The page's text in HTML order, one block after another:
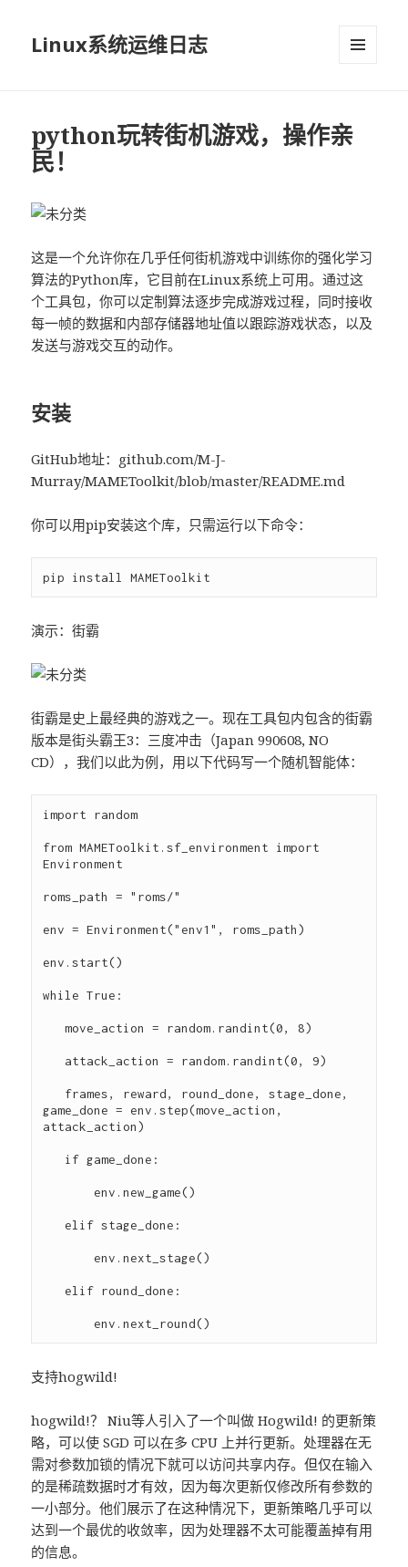
Linux系统运维日志
python玩转街机游戏，操作亲
民！
这是一个允许你在几乎任何街机游戏中训练你的强化学习
算法的Python库，它目前在Linux系统上可用。通过这
个工具包，你可以定制算法逐步完成游戏过程，同时接收
每一帧的数据和内部存储器地址值以跟踪游戏状态，以及
发送与游戏交互的动作。
安装
GitHub地址：github.com/M-J-
Murray/MAMEToolkit/blob/master/README.md
你可以用pip安装这个库，只需运行以下命令：
演示：街霸
街霸是史上最经典的游戏之一。现在工具包内包含的街霸
版本是街头霸王3：三度冲击（Japan 990608, NO
CD），我们以此为例，用以下代码写一个随机智能体：
import random
from MAMEToolkit.sf_environment import
Environment
roms_path = "roms/"
env = Environment("env1", roms_path)
env.start()
while True:
   move_action = random.randint(0, 8)
game_done = env.step(move_action,
attack_action)
       env.new_game()
   elif stage_done:
       env.next_stage()
   elif round_done:
支持hogwild!
hogwild!？ Niu等人引入了一个叫做 Hogwild! 的更新策
略，可以使 SGD 可以在多 CPU 上并行更新。处理器在无
需对参数加锁的情况下就可以访问共享内存。但仅在输入
的是稀疏数据时才有效，因为每次更新仅修改所有参数的
一小部分。他们展示了在这种情况下，更新策略几乎可以
达到一个最优的收敛率，因为处理器不太可能覆盖掉有用
的信息。